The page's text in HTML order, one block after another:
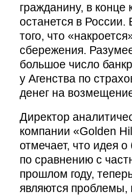
гражданину, в конце
останется в России.
того, что
сбережения.
большое число
у Агенства по
денег на
Директор
компании «Golden
отмечает, что идея
по сравнению с
прошлом году,
являются проблемы,